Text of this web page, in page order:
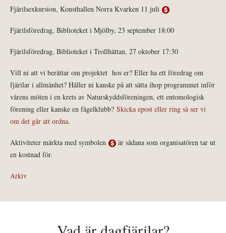
Fjärilsexkursion, Konsthallen Norra Kvarken 11 juli
Fjärilsföredrag, Biblioteket i Mjölby, 23 september 18:00
Fjärilsföredrag, Biblioteket i Trollhättan, 27 oktober 17:30
Vill ni att vi berättar om projektet hos er? Eller ha ett föredrag om
fjärilar i allmänhet? Håller ni kanske på att sätta ihop programmet inför
vårens möten i en krets av Naturskyddsföreningen, ett entomologisk
förening eller kanske en fågelklubb? Skicka epost eller ring så ser vi
om det går att ordna.
Aktiviteter märkta med symbolen
är sådana som organisatören tar ut
en kostnad för.
Arkiv